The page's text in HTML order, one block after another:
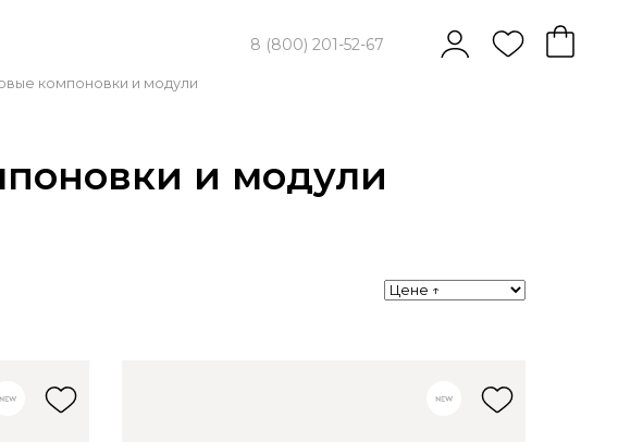
8 (800) 201-52-67
компоновки и модули
и модули